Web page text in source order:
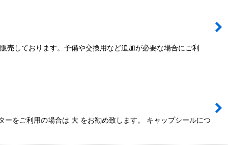
しております。予備や交換用など追加が必要な場合にご利
をご利用の場合は 大 をお勧め致します。 キャップシールにつ